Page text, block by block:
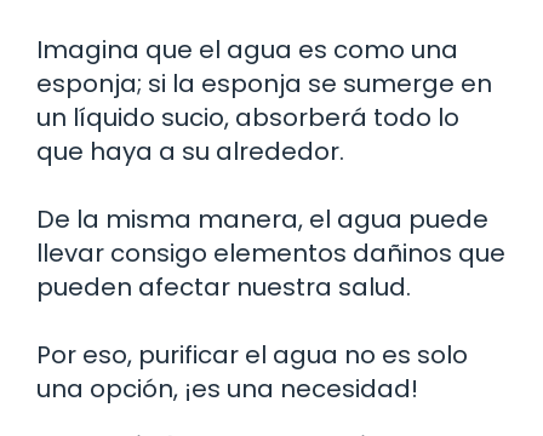
Imagina que el agua es como una
esponja; si la esponja se sumerge en
un líquido sucio, absorberá todo lo
que haya a su alrededor.
De la misma manera, el agua puede
llevar consigo elementos dañinos que
pueden afectar nuestra salud.
Por eso, purificar el agua no es solo
una opción, ¡es una necesidad!